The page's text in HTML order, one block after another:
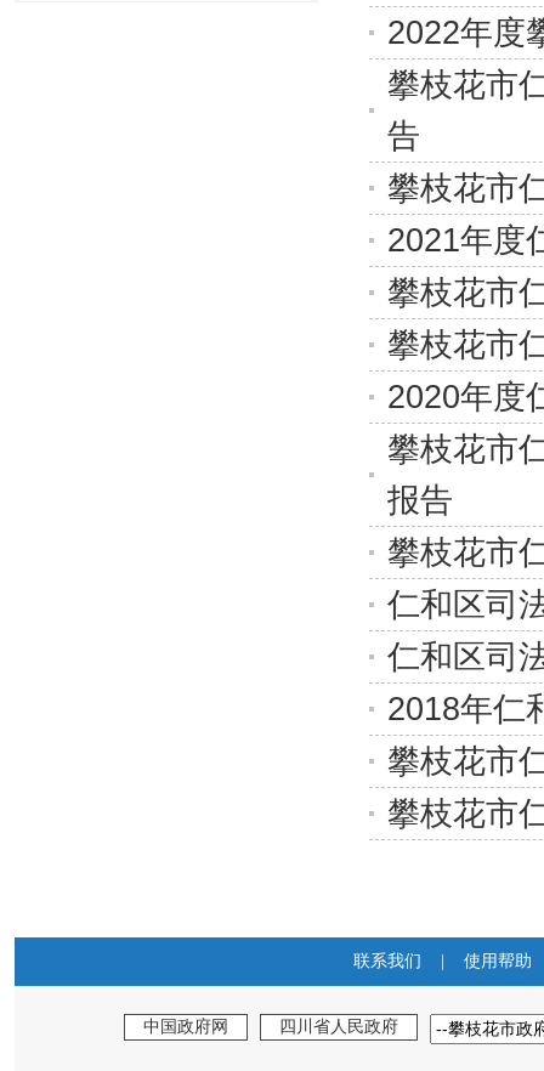
2022年度
攀枝花市
告
攀枝花市
2021年度
攀枝花市
攀枝花市
2020年度
攀枝花市
报告
攀枝花市
仁和区司
仁和区司
2018年仁
攀枝花市
攀枝花市
联系我们 使用帮助
中国政府网 四川省人民政府